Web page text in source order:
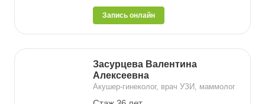
Запись онлайн
Засурцева Валентина
Алексеевна
Акушер-гинеколог, врач УЗИ, маммолог